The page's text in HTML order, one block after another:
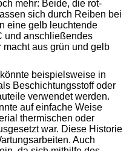
mehr: Beide, die rot-
sich durch Reiben bei
eine gelb leuchtende
und anschließendes
aus grün und gelb
beispielsweise in
Beschichtungsstoff oder
verwendet werden.
auf einfache Weise
thermischen oder
war. Diese Historie
Auch